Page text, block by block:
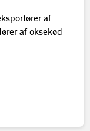
af
af oksekød